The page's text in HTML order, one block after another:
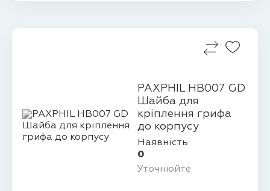
PAXPHIL HB007 GD
Шайба для
кріплення грифа
до корпусу
Наявність
0
Уточнюйте